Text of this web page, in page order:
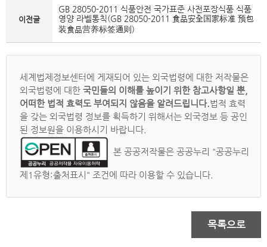
이전글
GB 28050-2011 식품안전 국가표준 사전포장식품 식품
영양 라벨통칙(GB 28050-2011 食品安全国家标准 预包
装食品营养标签通则)
세계법제정보센터에 게재되어 있는 외국법령에 대한 저작물은
외국법령에 대한 국민들의 이해를 높이기 위한 참고사항일 뿐,
어떠한 법적 효력도 부여되지 않음을 알려드립니다.법적 효력
을 갖는 외국법령 정보를 획득하기 위해서는 외국정보 등 공인
된 정보원을 이용하시기 바랍니다.
본 공공저작물은 공공누리 "공공누리
제1유형:출처표시" 조건에 따라 이용할 수 있습니다.
목록으로